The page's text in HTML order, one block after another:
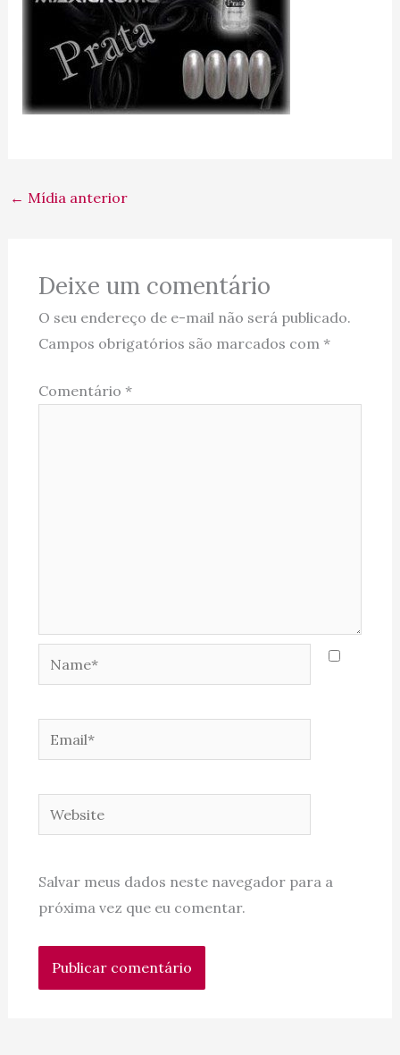
← Mídia anterior
Deixe um comentário
O seu endereço de e-mail não será publicado.
Campos obrigatórios são marcados com *
Comentário *
Name*
Email*
Website
Salvar meus dados neste navegador para a
próxima vez que eu comentar.